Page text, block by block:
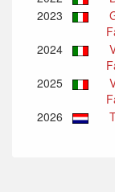
2023
2024
2025
2026